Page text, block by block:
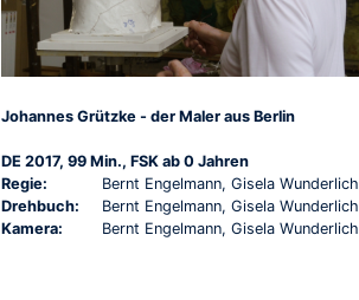
Johannes Grützke - der Maler aus Berlin
DE 2017, 99 Min., FSK ab 0 Jahren
Regie:
Bernt Engelmann, Gisela Wunderlich
Drehbuch:
Bernt Engelmann, Gisela Wunderlich
Kamera:
Bernt Engelmann, Gisela Wunderlich